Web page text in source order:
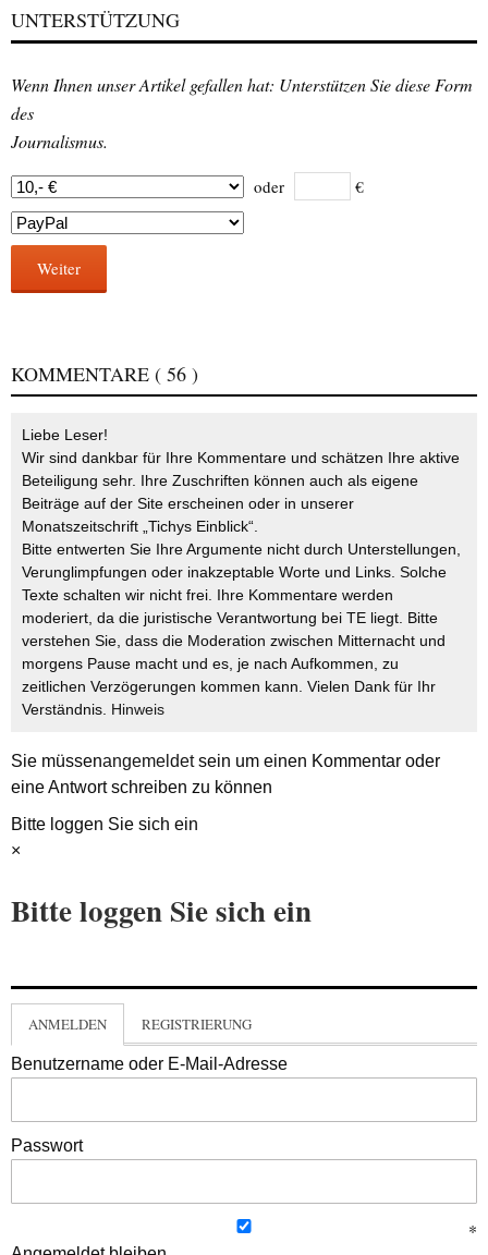
UNTERSTÜTZUNG
Wenn Ihnen unser Artikel gefallen hat: Unterstützen Sie diese Form
des
Journalismus.
oder €
Weiter
KOMMENTARE ( 56 )
Liebe Leser!
Wir sind dankbar für Ihre Kommentare und schätzen Ihre aktive
Beteiligung sehr. Ihre Zuschriften können auch als eigene
Beiträge auf der Site erscheinen oder in unserer
Monatszeitschrift „Tichys Einblick“.
Bitte entwerten Sie Ihre Argumente nicht durch Unterstellungen,
Verunglimpfungen oder inakzeptable Worte und Links. Solche
Texte schalten wir nicht frei. Ihre Kommentare werden
moderiert, da die juristische Verantwortung bei TE liegt. Bitte
verstehen Sie, dass die Moderation zwischen Mitternacht und
morgens Pause macht und es, je nach Aufkommen, zu
zeitlichen Verzögerungen kommen kann. Vielen Dank für Ihr
Verständnis. Hinweis
Sie müssenangemeldetsein um einen Kommentar oder
eine Antwort schreiben zu können
Bitte loggen Sie sich ein
×
Bitte loggen Sie sich ein
ANMELDEN REGISTRIERUNG
Benutzername oder E-Mail-Adresse
Passwort